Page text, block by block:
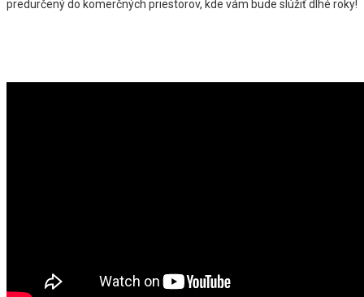
predurčený do komerčných priestorov, kde vám bude slúžiť dlhé roky!